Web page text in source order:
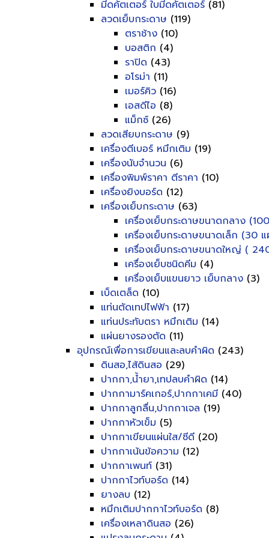
มีดคัตเตอร์ ใบมีดคัตเตอร์ (81)
ลวดเย็บกระดาษ (119)
ตราช้าง (10)
บอสติก (4)
ราปิด (43)
อโรม่า (11)
เมอร์คิว (16)
เอสดีไอ (8)
แม็กซ์ (26)
ลวดเสียบกระดาษ (9)
เครื่องตีเบอร์ หมึกเติม (19)
เครื่องนับจำนวน (6)
เครื่องพิมพ์ราคา ตีราคา (10)
เครื่องยิงบอร์ด (12)
เครื่องเย็บกระดาษ (63)
เครื่องเย็บกระดาษขนาดกลาง
เครื่องเย็บกระดาษขนาดเล็ก (30
เครื่องเย็บกระดาษขนาดใหญ่ (
เครื่องเย็บชนิดคีม (4)
เครื่องเย็บแขนยาว เย็บกลาง (3)
เบ็ดเตล็ด (10)
แท่นตัดเทปไฟฟ้า (17)
แท่นประทับตรา หมึกเติม (14)
แผ่นยางรองตัด (11)
อุปกรณ์เพื่อการเขียนและลบคำผิด (243)
ดินสอ,ไส้ดินสอ (29)
ปากกา,น้ำยา,เทปลบคำผิด (14)
ปากกามาร์คเกอร์,ปากกาเคมี (40)
ปากกาลูกลื่น,ปากกาเจล (19)
ปากกาหัวเข็ม (5)
ปากกาเขียนแผ่นใส/ซีดี (20)
ปากกาเน้นข้อความ (12)
ปากกาเพนท์ (31)
ปากกาไวท์บอร์ด (14)
ยางลบ (12)
หมึกเติมปากกาไวท์บอร์ด (8)
เครื่องเหลาดินสอ (26)